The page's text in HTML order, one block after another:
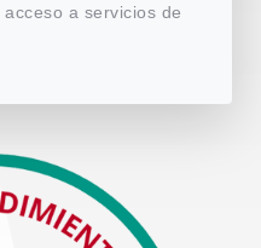
a servicios de